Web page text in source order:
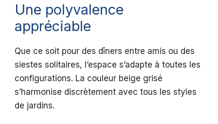
Une polyvalence
appréciable
Que ce soit pour des dîners entre amis ou des
siestes solitaires, l’espace s’adapte à toutes les
configurations. La couleur beige grisé
s’harmonise discrètement avec tous les styles
de jardins.